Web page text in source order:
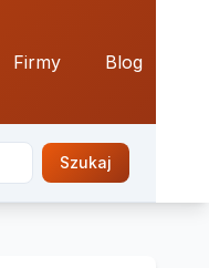
Firmy Blog
Szukaj